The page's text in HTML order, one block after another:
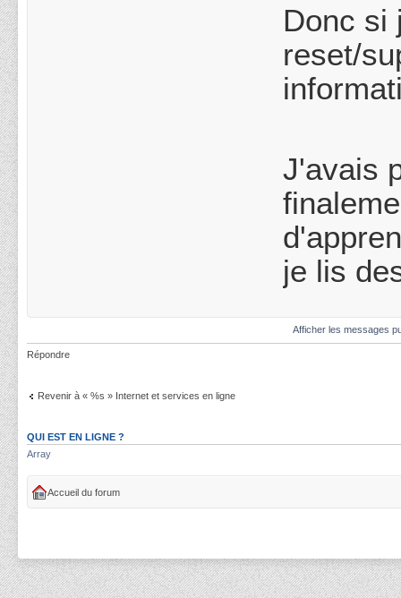
Donc si
reset/
J'avais
je lis
Afficher les messages
Répondre
Revenir à « %s » Internet et services en ligne
QUI EST EN LIGNE ?
Array
Accueil du forum